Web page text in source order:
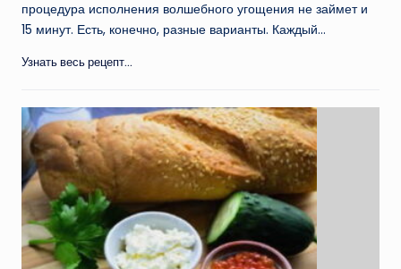
процедура исполнения волшебного угощения не займет и
15 минут. Есть, конечно, разные варианты. Каждый…
Узнать весь рецепт...